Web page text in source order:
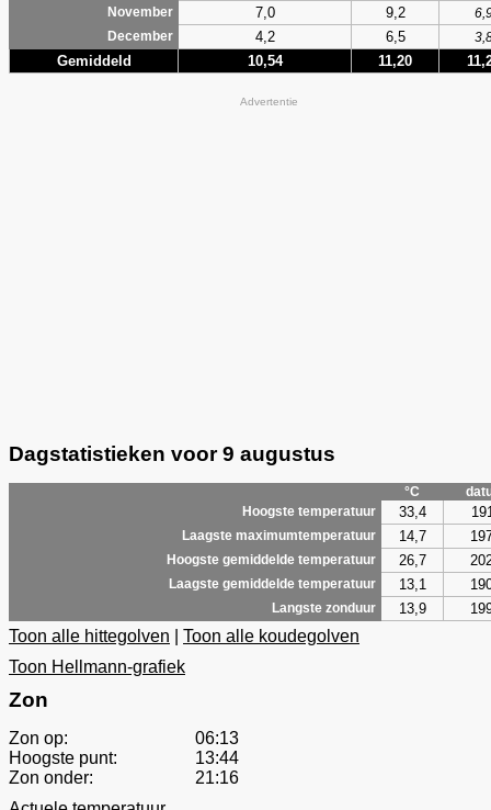
November
7,0 9,2
December
4,2 6,5
Gemiddeld 10,54 11,20
Advertentie
Dagstatistieken voor 9 augustus
°C
Hoogste temperatuur
33,4
Laagste maximumtemperatuur 14,7
Hoogste gemiddelde temperatuur 26,7
Laagste gemiddelde temperatuur 13,1
Langste zonduur 13,9
Toon alle hittegolven
Toon alle koudegolven
Toon Hellmann-grafiek
Zon
Zon op:
06:13
Hoogste punt:
13:44
Zon onder:
21:16